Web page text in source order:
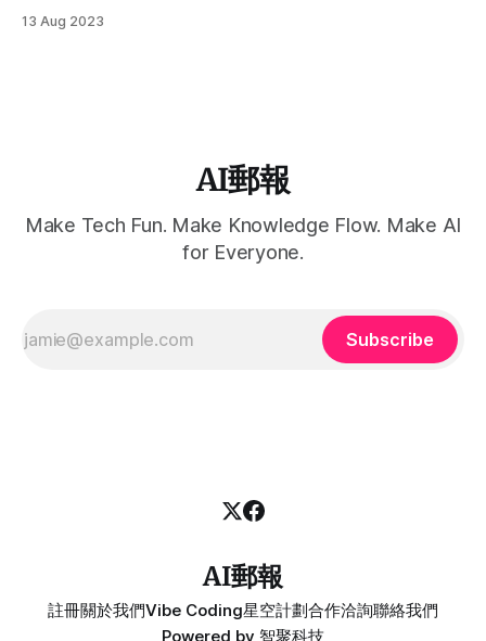
正在轉向ChatGPT來協助完成基本任務。ChatGPT的普及不僅
13 Aug 2023
AI郵報
Make Tech Fun. Make Knowledge Flow. Make AI
for Everyone.
Subscribe
AI郵報
註冊關於我們Vibe Coding星空計劃合作洽詢聯絡我們
Powered by 智聚科技